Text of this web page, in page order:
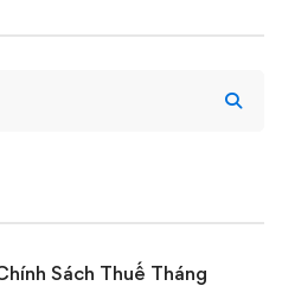
Sách Thuế Tháng